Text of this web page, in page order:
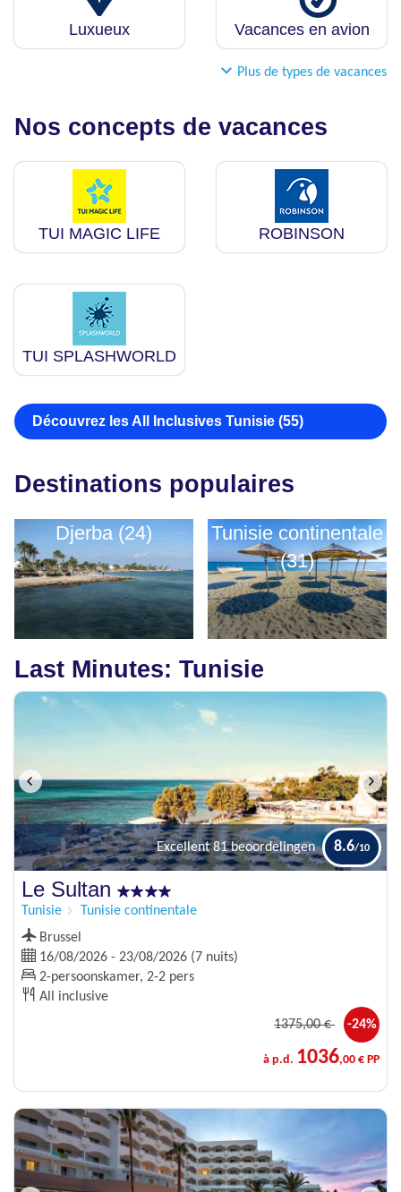
Luxueux Vacances en avion
Plus de types de vacances
Nos concepts de vacances
TUI MAGIC LIFE ROBINSON
TUI SPLASHWORLD
Découvrez les All Inclusives Tunisie (55)
Destinations populaires
Djerba (24)
Tunisie continentale
(31)
Last Minutes: Tunisie
Excellent 81 beoordelingen 8.6
Le Sultan
Tunisie
Tunisie continentale
Brussel
16/08/2026 - 23/08/2026 (7 nuits)
2-persoonskamer, 2-2 pers
All inclusive
1375,00 € -24%
à p.d. 1036,00 € PP